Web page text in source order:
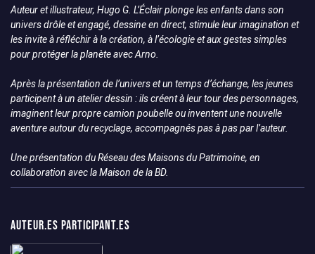
Auteur et illustrateur, Hugo G. L’Éclair plonge les enfants dans son
univers drôle et engagé, dessine en direct, stimule leur imagination et
les invite à réfléchir à la création, à l’écologie et aux gestes simples
pour protéger la planète avec Arno.
Après la présentation de l’univers et un temps d’échange, les jeunes
participent à un atelier dessin : ils créent à leur tour des personnages,
imaginent leur propre camion poubelle ou inventent une nouvelle
aventure autour du recyclage, accompagnés pas à pas par l’auteur.
Une présentation du Réseau des Maisons du Patrimoine, en
collaboration avec la Maison de la BD.
Auteur.es participant.es